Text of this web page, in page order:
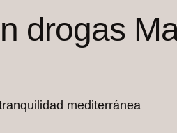
drogas
mediterránea